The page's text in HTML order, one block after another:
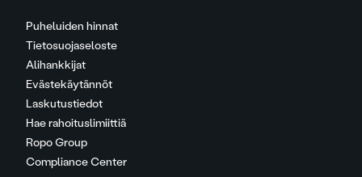
Puheluiden hinnat
Tietosuojaseloste
Alihankkijat
Evästekäytännöt
Laskutustiedot
Hae rahoituslimiittiä
Ropo Group
Compliance Center